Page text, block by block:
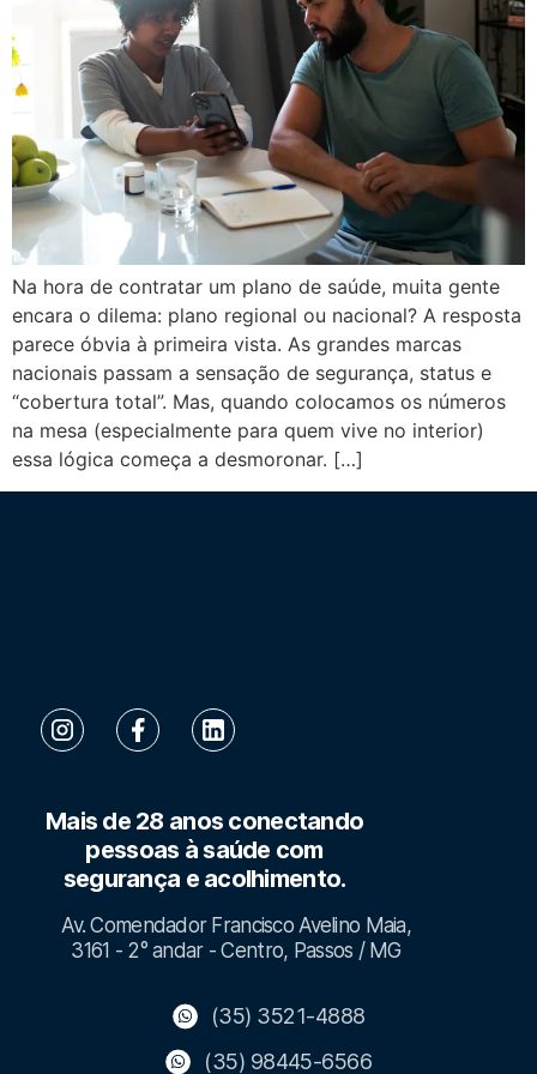
Na hora de contratar um plano de saúde, muita gente
encara o dilema: plano regional ou nacional? A resposta
parece óbvia à primeira vista. As grandes marcas
nacionais passam a sensação de segurança, status e
“cobertura total”. Mas, quando colocamos os números
na mesa (especialmente para quem vive no interior)
essa lógica começa a desmoronar. […]
Mais de 28 anos conectando
pessoas à saúde com
segurança e acolhimento.
Av. Comendador Francisco Avelino Maia,
3161 - 2° andar - Centro, Passos / MG
(35) 3521-4888
(35) 98445-6566